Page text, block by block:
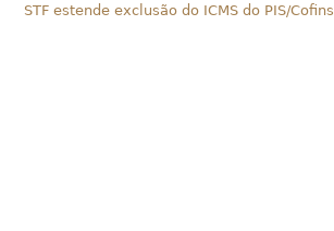
STF estende exclusão do ICMS do PIS/Cofins